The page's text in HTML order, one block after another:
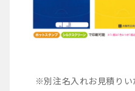
※別注名入れお見積りい